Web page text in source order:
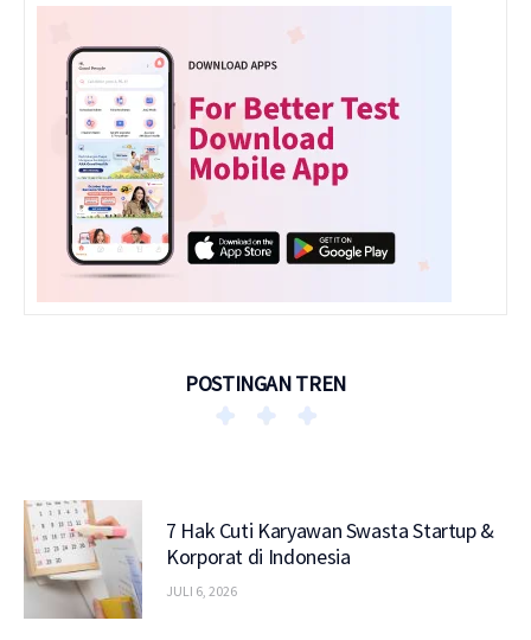
POSTINGAN TREN
7 Hak Cuti Karyawan Swasta Startup &
Korporat di Indonesia
JULI 6, 2026